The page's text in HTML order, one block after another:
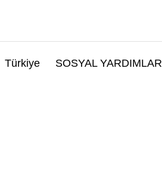
Türkiye SOSYAL YARDIMLAR